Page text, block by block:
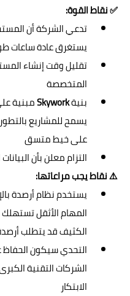
✅ نقاط القوة:
تدعي الشركة أن
يستغرق عادة ساعات
تقليل وقت إنشاء
المتخصصة
بنيةSkyworkمبنية
يسمح للمشاريع
على خيط متسق
التزام معلن بأن
⚠️ نقاط يجب مراعاتها:
يستخدم نظام أرصدة
المهام الأثقل
الكثيف قد يتطلب
التحدي سيكون الحفاظ
الشركات التقنية
الابتكار